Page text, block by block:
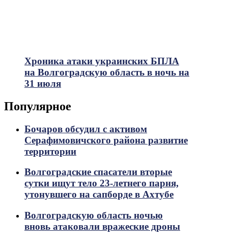
Хроника атаки украинских БПЛА
на Волгоградскую область в ночь на
31 июля
Популярное
Бочаров обсудил с активом
Серафимовичского района развитие
территории
Волгоградские спасатели вторые
сутки ищут тело 23-летнего парня,
утонувшего на сапборде в Ахтубе
Волгоградскую область ночью
вновь атаковали вражеские дроны